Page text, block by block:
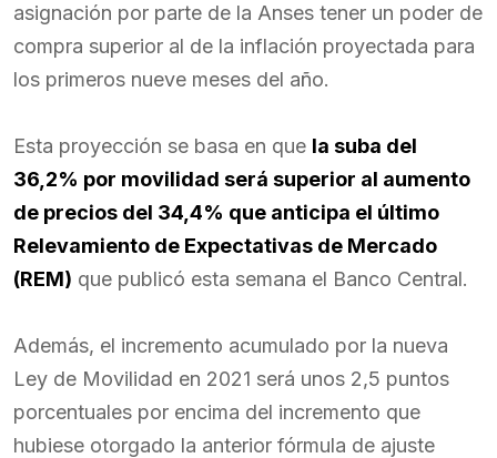
asignación por parte de la Anses tener un poder de
compra superior al de la inflación proyectada para
los primeros nueve meses del año.
Esta proyección se basa en que la suba del
36,2% por movilidad será superior al aumento
de precios del 34,4% que anticipa el último
Relevamiento de Expectativas de Mercado
(REM) que publicó esta semana el Banco Central.
Además, el incremento acumulado por la nueva
Ley de Movilidad en 2021 será unos 2,5 puntos
porcentuales por encima del incremento que
hubiese otorgado la anterior fórmula de ajuste